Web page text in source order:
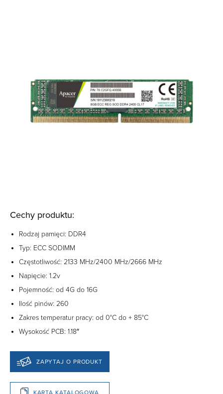
Cechy produktu:
Rodzaj pamięci: DDR4
Typ: ECC SODIMM
Częstotliwość: 2133 MHz/2400 MHz/2666 MHz
Napięcie: 1.2v
Pojemność: od 4G do 16G
Ilość pinów: 260
Zakres temperatur pracy: od 0°C do + 85°C
Wysokość PCB: 1.18″
ZAPYTAJ O PRODUKT
KARTA KATALOGOWA